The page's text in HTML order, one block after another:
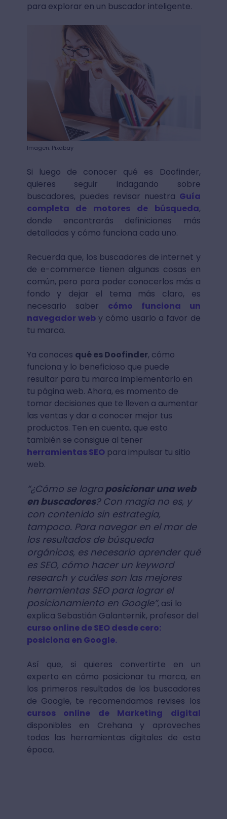
para explorar en un buscador inteligente.
Imagen: Pixabay
Si luego de conocer qué es Doofinder,
quieres seguir indagando sobre
buscadores, puedes revisar nuestra Guía
completa de motores de búsqueda,
donde encontrarás definiciones más
detalladas y cómo funciona cada uno.
Recuerda que, los buscadores de internet y
de e-commerce tienen algunas cosas en
común, pero para poder conocerlos más a
fondo y dejar el tema más claro, es
necesario saber cómo funciona un
navegador weby cómo usarlo a favor de
tu marca.
Ya conoces qué es Doofinder, cómo
funciona y lo beneficioso que puede
resultar para tu marca implementarlo en
tu página web. Ahora, es momento de
tomar decisiones que te lleven a aumentar
las ventas y dar a conocer mejor tus
productos. Ten en cuenta, que esto
también se consigue al tener
herramientas SEOpara impulsar tu sitio
web.
“¿Cómo se lograposicionar una web
en buscadores? Con magia no es, y
con contenido sin estrategia,
tampoco. Para navegar en el mar de
los resultados de búsqueda
orgánicos, es necesario aprender qué
es SEO, cómo hacer un keyword
research y cuáles son las mejores
herramientas SEO para lograr el
posicionamiento en Google”, así lo
explica Sebastián Galanternik, profesor del
curso online de SEO desde cero:
posiciona en Google.
Así que, si quieres convertirte en un
experto en cómo posicionar tu marca, en
los primeros resultados de los buscadores
de Google, te recomendamos revises los
cursos online de Marketing digital
disponibles en Crehana y aproveches
todas las herramientas digitales de esta
época.